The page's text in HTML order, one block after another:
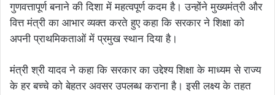
गुणवत्तापूर्ण बनाने की दिशा में महत्वपूर्ण कदम है। उन्होंने मुख्यमंत्री और
वित्त मंत्री का आभार व्यक्त करते हुए कहा कि सरकार ने शिक्षा को
अपनी प्राथमिकताओं में प्रमुख स्थान दिया है।
मंत्री श्री यादव ने कहा कि सरकार का उद्देश्य शिक्षा के माध्यम से राज्य
के हर बच्चे को बेहतर अवसर उपलब्ध कराना है। इसी लक्ष्य के तहत